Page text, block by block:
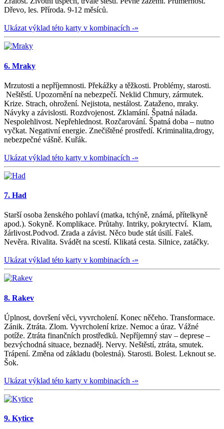
Dřevo, les. Příroda. 9-12 měsíců.
Ukázat výklad této karty v kombinacích -»
6. Mraky
Mrzutosti a nepříjemnosti. Překážky a těžkosti. Problémy, starosti.
Neštěstí. Upozornění na nebezpečí. Neklid Chmury, zármutek.
Krize. Strach, ohrožení. Nejistota, nestálost. Zataženo, mraky.
Návyky a závislosti. Rozdvojenost. Zklamání. Špatná nálada.
Nespolehlivost. Nepřehlednost. Rozčarování. Špatná doba – nutno
vyčkat. Negativní energie. Znečištěné prostředí. Kriminalita,drogy,
nebezpečné vášně. Kuřák.
Ukázat výklad této karty v kombinacích -»
7. Had
Starší osoba ženského pohlaví (matka, tchýně, známá, přítelkyně
apod.). Sokyně. Komplikace. Průtahy. Intriky, pokrytectví. Klam,
žárlivost.Podvod. Zrada a závist. Něco bude stát úsilí. Faleš.
Nevěra. Rivalita. Svádět na scestí. Klikatá cesta. Silnice, zatáčky.
Ukázat výklad této karty v kombinacích -»
8. Rakev
Úplnost, dovršení věci, vyvrcholení. Konec něčeho. Transformace.
Zánik. Ztráta. Zlom. Vyvrcholení krize. Nemoc a úraz. Vážné
potíže. Ztráta finančních prostředků. Nepříjemný stav – deprese –
bezvýchodná situace, beznaděj. Nervy. Neštěstí, ztráta, smutek.
Trápení. Změna od základu (bolestná). Starosti. Bolest. Leknout se.
Šok.
Ukázat výklad této karty v kombinacích -»
9. Kytice